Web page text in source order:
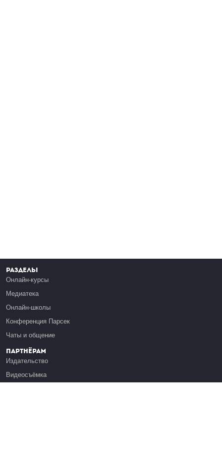
Разделы
Онлайн-курсы
Медиатека
Онлайн-школы
Конференция Парсек
Чаты и общение
Партнёрам
Издательство
Видеосъёмка